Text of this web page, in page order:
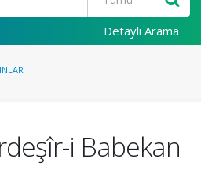
Detaylı Arama
i Babekan